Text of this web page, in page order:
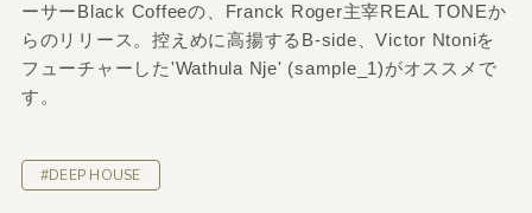
ーサーBlack Coffeeの、Franck Roger主宰REAL TONEか
らのリリース。控えめに高揚するB-side、Victor Ntoniを
フューチャーした'Wathula Nje' (sample_1)がオススメで
す。
#DEEP HOUSE